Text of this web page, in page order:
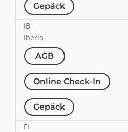
Gepäck
IB
Iberia
AGB
Online Check-In
Gepäck
FI